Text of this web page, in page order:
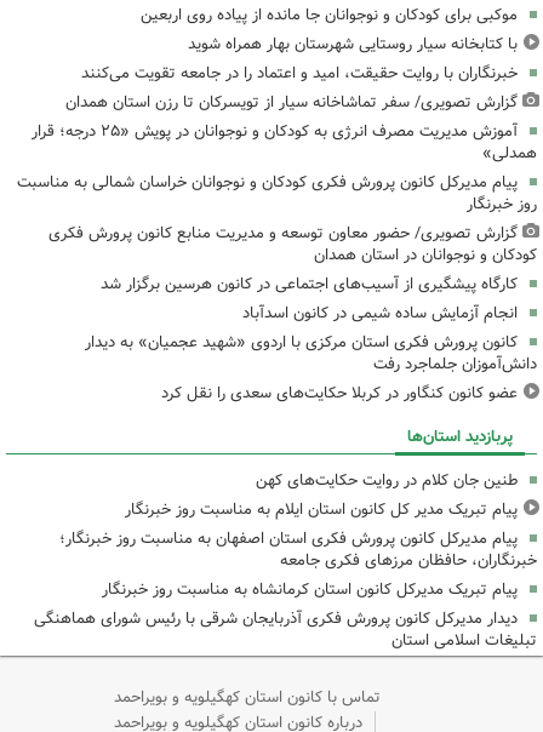
موکبی برای کودکان و نوجوانان جا مانده از پیاده روی اربعین
با کتابخانه سیار روستایی شهرستان بهار همراه شوید
خبرنگاران با روایت حقیقت، امید و اعتماد را در جامعه تقویت می‌کنند
گزارش تصویری/ سفر تماشاخانه سیار از تویسرکان تا رزن استان همدان
آموزش مدیریت مصرف انرژی به کودکان و نوجوانان در پویش «۲۵ درجه؛ قرار
همدلی»
پیام مدیرکل کانون پرورش فکری کودکان و نوجوانان خراسان شمالی به مناسبت
روز خبرنگار
گزارش تصویری/ حضور معاون توسعه و مدیریت منابع کانون پرورش فکری
کودکان و نوجوانان در استان همدان
کارگاه پیشگیری از آسیب‌های اجتماعی در کانون هرسین برگزار شد
انجام آزمایش ساده شیمی در کانون اسدآباد
کانون پرورش فکری استان مرکزی با اردوی «شهید عجمیان» به دیدار
دانش‌آموزان جلماجرد رفت
عضو کانون کنگاور در کربلا حکایت‌های سعدی را نقل کرد
پربازدید استان‌ها
طنین جان کلام در روایت حکایت‌های کهن
پیام تبریک مدیر کل کانون استان ایلام به مناسبت روز خبرنگار
پیام مدیرکل کانون پرورش فکری استان اصفهان به مناسبت روز خبرنگار؛
خبرنگاران، حافظان مرزهای فکری جامعه
پیام تبریک مدیرکل کانون استان کرمانشاه به مناسبت روز خبرنگار
دیدار مدیرکل کانون پرورش فکری آذربایجان شرقی با رئیس شورای هماهنگی
تبلیغات اسلامی استان
تماس با کانون استان کهگیلویه و بویراحمد
درباره کانون استان کهگیلویه و بویراحمد